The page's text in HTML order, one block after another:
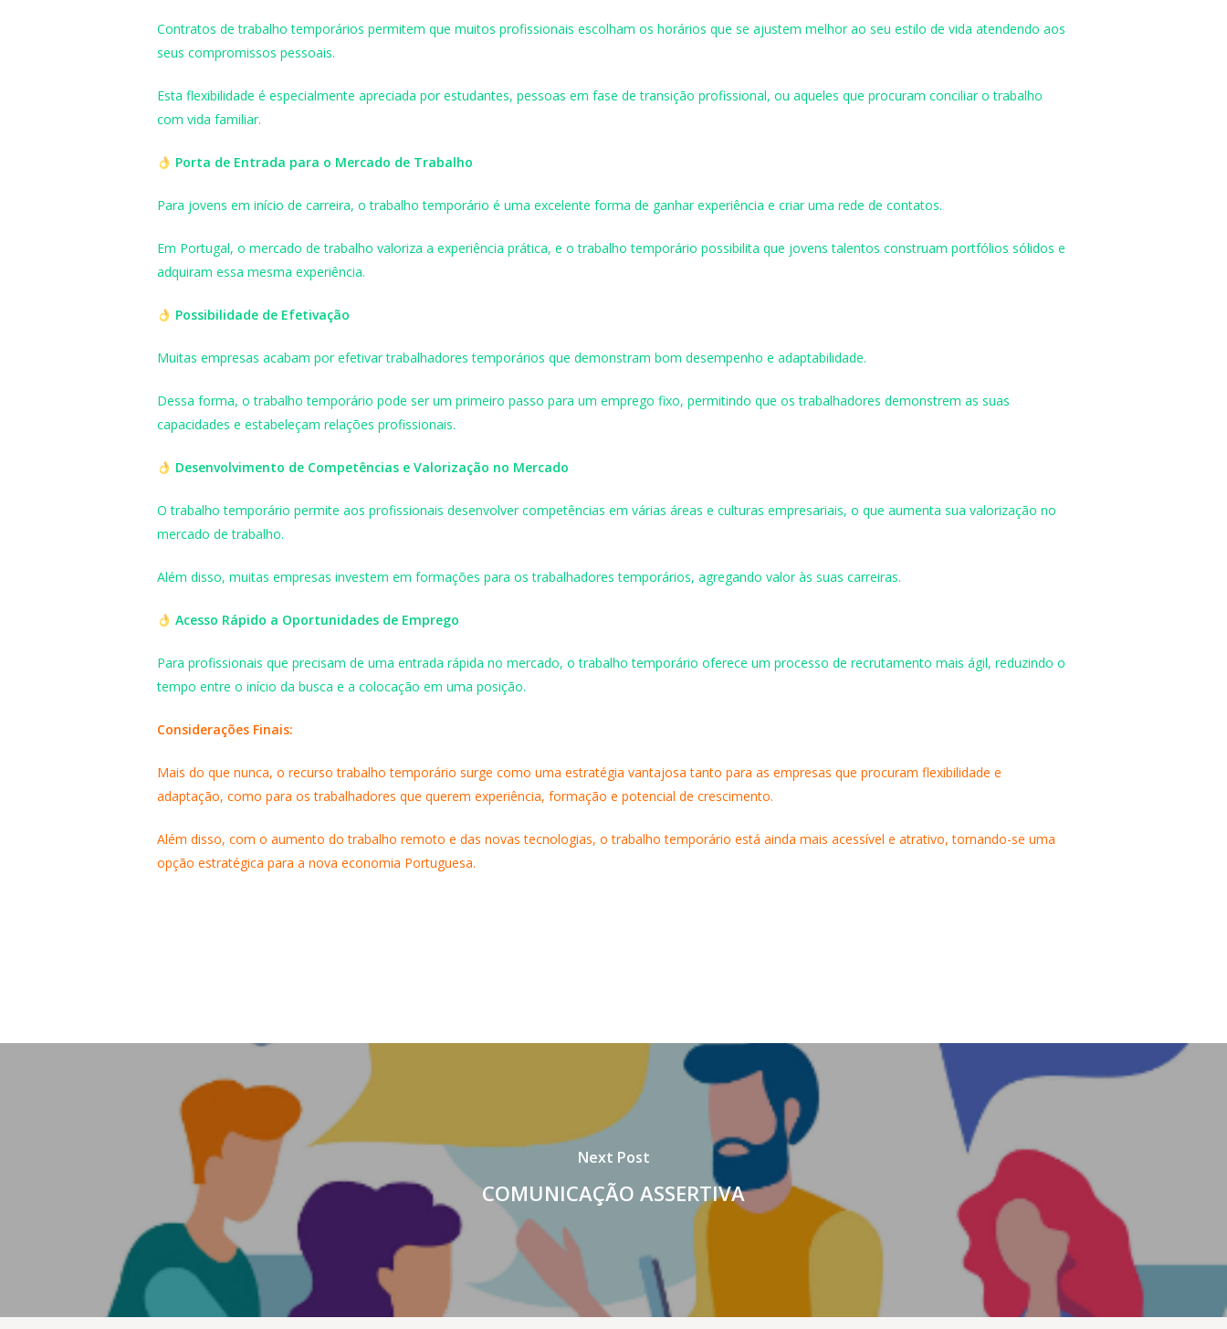
Contratos de trabalho temporários permitem que muitos profissionais escolham os horários que se ajustem melhor ao seu estilo de vida atendendo aos
seus compromissos pessoais.
Esta flexibilidade é especialmente apreciada por estudantes, pessoas em fase de transição profissional, ou aqueles que procuram conciliar o trabalho
com vida familiar.
Porta de Entrada para o Mercado de Trabalho
Para jovens em início de carreira, o trabalho temporário é uma excelente forma de ganhar experiência e criar uma rede de contatos.
Em Portugal, o mercado de trabalho valoriza a experiência prática, e o trabalho temporário possibilita que jovens talentos construam portfólios sólidos e
adquiram essa mesma experiência.
Possibilidade de Efetivação
Muitas empresas acabam por efetivar trabalhadores temporários que demonstram bom desempenho e adaptabilidade.
Dessa forma, o trabalho temporário pode ser um primeiro passo para um emprego fixo, permitindo que os trabalhadores demonstrem as suas
capacidades e estabeleçam relações profissionais.
Desenvolvimento de Competências e Valorização no Mercado
O trabalho temporário permite aos profissionais desenvolver competências em várias áreas e culturas empresariais, o que aumenta sua valorização no
mercado de trabalho.
Além disso, muitas empresas investem em formações para os trabalhadores temporários, agregando valor às suas carreiras.
Acesso Rápido a Oportunidades de Emprego
Para profissionais que precisam de uma entrada rápida no mercado, o trabalho temporário oferece um processo de recrutamento mais ágil, reduzindo o
tempo entre o início da busca e a colocação em uma posição.
Considerações Finais:
Mais do que nunca, o recurso trabalho temporário surge como uma estratégia vantajosa tanto para as empresas que procuram flexibilidade e
adaptação, como para os trabalhadores que querem experiência, formação e potencial de crescimento.
Além disso, com o aumento do trabalho remoto e das novas tecnologias, o trabalho temporário está ainda mais acessível e atrativo, tornando-se uma
opção estratégica para a nova economia Portuguesa.
Next Post
COMUNICAÇÃO ASSERTIVA